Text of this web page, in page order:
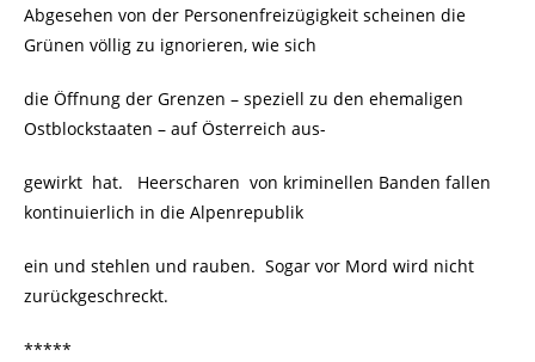
Abgesehen von der Personenfreizügigkeit scheinen die
Grünen völlig zu ignorieren, wie sich
die Öffnung der Grenzen – speziell zu den ehemaligen
Ostblockstaaten – auf Österreich aus-
gewirkt hat. Heerscharen von kriminellen Banden fallen
kontinuierlich in die Alpenrepublik
ein und stehlen und rauben. Sogar vor Mord wird nicht
zurückgeschreckt.
*****